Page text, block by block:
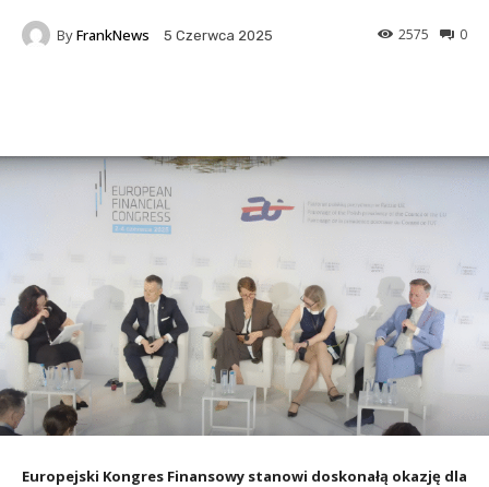
ByFrankNews 5 Czerwca 2025 0
2575
Europejski Kongres Finansowy stanowi doskonałą okazję dla